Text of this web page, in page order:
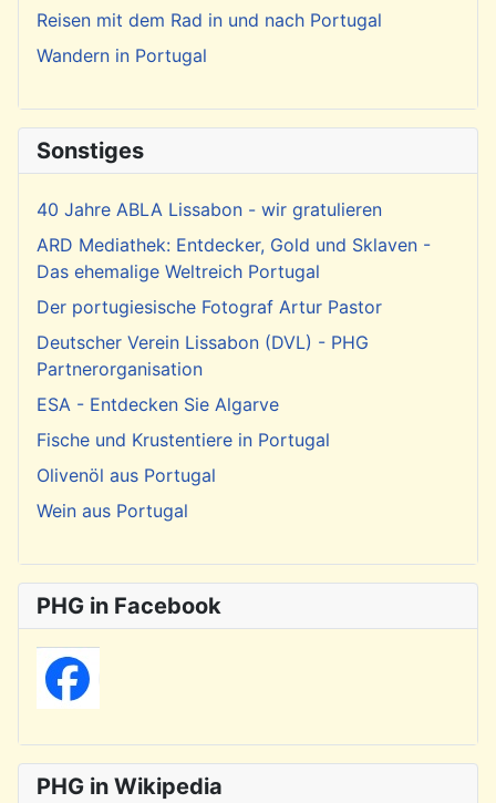
Reisen mit dem Rad in und nach Portugal
Wandern in Portugal
Sonstiges
40 Jahre ABLA Lissabon - wir gratulieren
ARD Mediathek: Entdecker, Gold und Sklaven -
Das ehemalige Weltreich Portugal
Der portugiesische Fotograf Artur Pastor
Deutscher Verein Lissabon (DVL) - PHG
Partnerorganisation
ESA - Entdecken Sie Algarve
Fische und Krustentiere in Portugal
Olivenöl aus Portugal
Wein aus Portugal
PHG in Facebook
PHG in Wikipedia